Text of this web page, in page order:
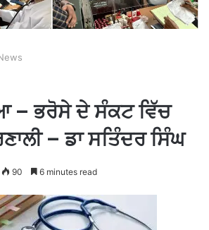
– ਭਰੋਸੇ ਦੇ ਸੰਕਟ ਵਿੱਚ
– ਡਾ ਸਤਿੰਦਰ ਸਿੰਘ
90 6 minutes read